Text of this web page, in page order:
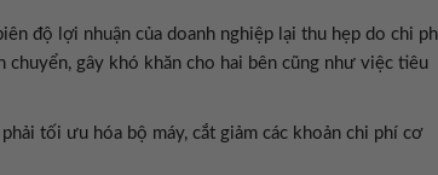
độ lợi nhuận của doanh nghiệp lại thu hẹp do chi
gây khó khăn cho hai bên cũng như việc tiêu
tối ưu hóa bộ máy, cắt giảm các khoản chi phí cơ